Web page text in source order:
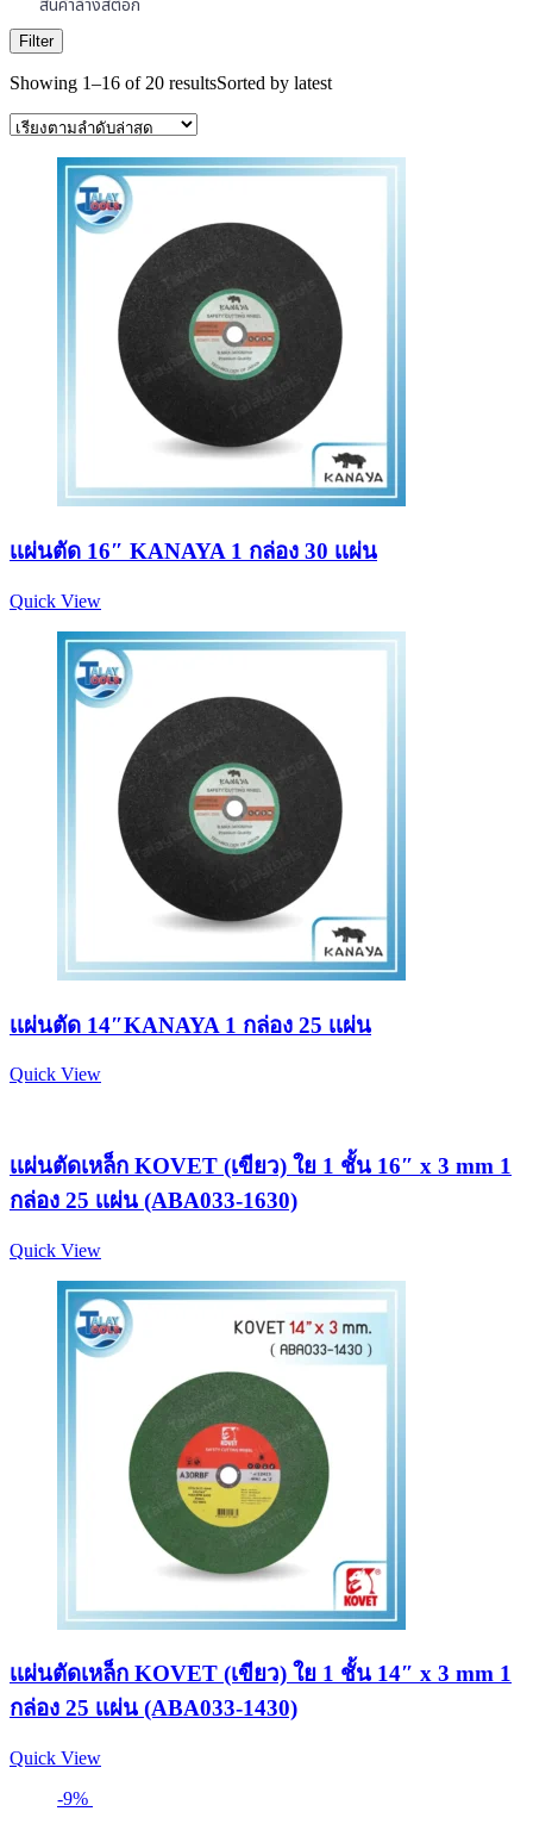
สินค้าล้างสต๊อก
Filter
Showing 1–16 of 20 resultsSorted by latest
เเผ่นตัด 16″ KANAYA 1 กล่อง 30 เเผ่น
Quick View
เเผ่นตัด 14″KANAYA 1 กล่อง 25 เเผ่น
Quick View
เเผ่นตัดเหล็ก KOVET (เขียว) ใย 1 ชั้น 16″ x 3 mm 1
กล่อง 25 เเผ่น (ABA033-1630)
Quick View
เเผ่นตัดเหล็ก KOVET (เขียว) ใย 1 ชั้น 14″ x 3 mm 1
กล่อง 25 เเผ่น (ABA033-1430)
Quick View
-9%